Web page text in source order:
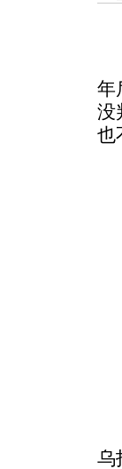
年
没
也
乌